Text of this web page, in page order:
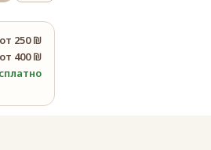
250 ₪
400 ₪